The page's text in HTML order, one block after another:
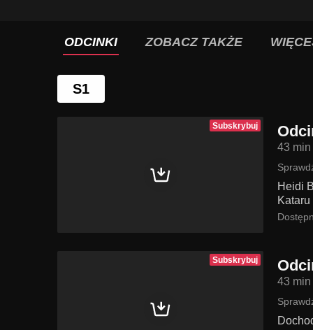
ODCINKI ZOBACZ TAKŻE
S1
Subskrybuj
43 min
Heidi
Subskrybuj
43 min